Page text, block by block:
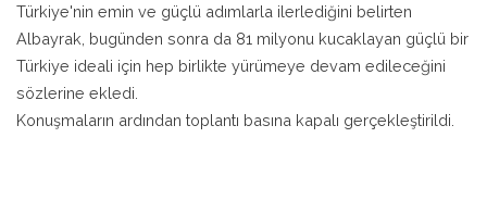
Türkiye'nin emin ve güçlü adımlarla ilerlediğini belirten
Albayrak, bugünden sonra da 81 milyonu kucaklayan güçlü bir
Türkiye ideali için hep birlikte yürümeye devam edileceğini
sözlerine ekledi.
Konuşmaların ardından toplantı basına kapalı gerçekleştirildi.